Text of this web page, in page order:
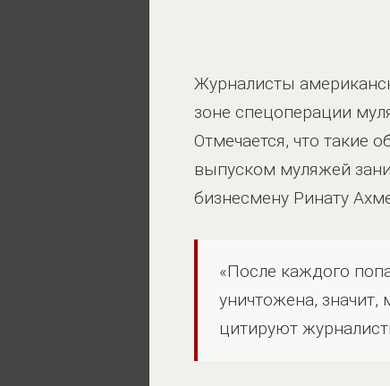
Журналисты
зоне спецоперации
Отмечается, что такие
выпуском муляжей
бизнесмену Ринату
«После каждого
уничтожена, значит,
цитируют